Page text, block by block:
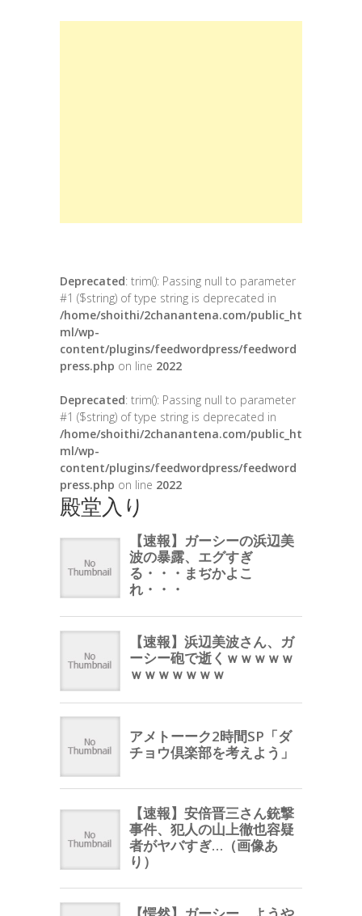
Deprecated: trim(): Passing null to parameter
#1 ($string) of type string is deprecated in
/home/shoithi/2chanantena.com/public_ht
ml/wp-
content/plugins/feedwordpress/feedword
press.php on line 2022
Deprecated: trim(): Passing null to parameter
#1 ($string) of type string is deprecated in
/home/shoithi/2chanantena.com/public_ht
ml/wp-
content/plugins/feedwordpress/feedword
press.php on line 2022
殿堂入り